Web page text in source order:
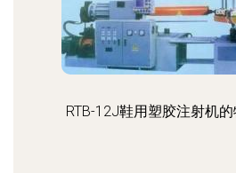
RTB-12J鞋用塑胶注射机